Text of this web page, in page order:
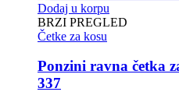
Dodaj u korpu
BRZI PREGLED
Četke za kosu
Ponzini ravna četka
337